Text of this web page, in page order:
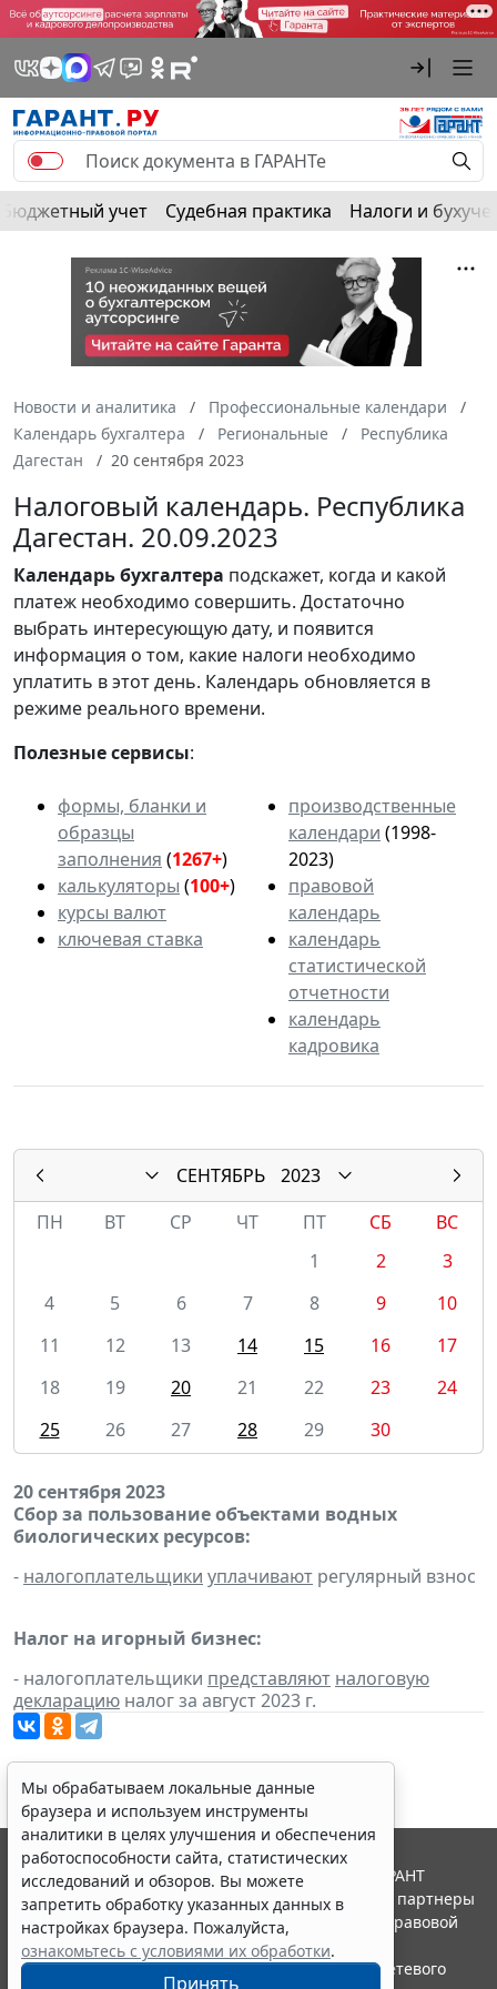
Бюджетный учет Судебная практика Налоги и
Новости и аналитика
Профессиональные календари
Календарь бухгалтера
Региональные
Республика
Дагестан
20 сентября 2023
Налоговый календарь. Республика
Дагестан. 20.09.2023
Календарьбухгалтера подскажет, когда и какой
платеж необходимо совершить. Достаточно
выбрать интересующую дату, и появится
информация о том, какие налоги необходимо
уплатить в этот день. Календарь обновляется в
режиме реального времени.
Полезные сервисы:
формы, бланки и
образцы
заполнения (1267+)
калькуляторы (100+)
курсы валют
ключевая ставка
производственные
календари (1998-
2023)
правовой
календарь
календарь
статистической
отчетности
календарь
кадровика
СЕНТЯБРЬ
2023
ПН
ВТ СР ЧТ ПТ СБ
ВС
1
2
3
4
5 6 7 8 9
10
11
12 13 14 15 16
17
18
19 20 21 22 23
24
25
26 27 28 29 30
20 сентября 2023
Сбор за пользование объектами водных
биологических ресурсов:
- налогоплательщики уплачивают регулярный взнос
Налог на игорный бизнес:
- налогоплательщики представляют налоговую
декларацию налог за август 2023 г.
Мы обрабатываем локальные данные
браузера и используем инструменты
аналитики в целях улучшения и обеспечения
работоспособности сайта, статистических
исследований и обзоров. Вы можете
запретить обработку указанных данных в
настройках браузера. Пожалуйста,
ознакомьтесь с условиями их обработки.
Принять
© ООО "НПП "ГАРАНТ-СЕРВИС", 2026. Система ГАРАНТ
выпускается с 1990 года. Компания "Гарант" и ее партнеры
являются участниками Российской ассоциации правовой
информации ГАРАНТ.
Портал ГАРАНТ.РУ зарегистрирован в качестве сетевого